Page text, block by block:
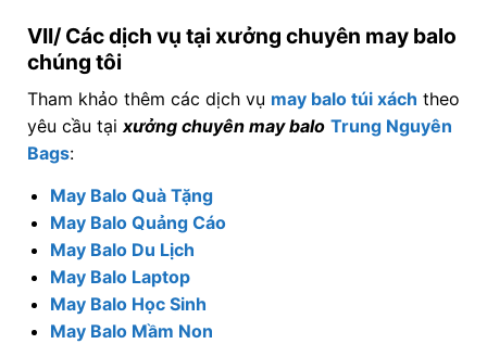
VII/ Các dịch vụ tại xưởng chuyên may balo
chúng tôi
Tham khảo thêm các dịch vụ may balo túi xách theo
yêu cầu tại xưởng chuyên may balo Trung Nguyên
Bags:
May Balo Quà Tặng
May Balo Quảng Cáo
May Balo Du Lịch
May Balo Laptop
May Balo Học Sinh
May Balo Mầm Non